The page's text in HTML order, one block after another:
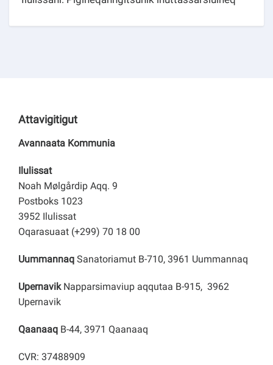
Attavigitigut
Avannaata Kommunia
Ilulissat
Noah Mølgårdip Aqq. 9
Postboks 1023
3952 Ilulissat
Oqarasuaat (+299) 70 18 00
Uummannaq Sanatoriamut B-710, 3961 Uummannaq
Upernavik Napparsimaviup aqqutaa B-915, 3962
Upernavik
Qaanaaq B-44, 3971 Qaanaaq
CVR: 37488909